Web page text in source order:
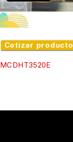
Cotizar producto
MCDHT3520E